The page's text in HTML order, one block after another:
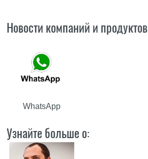
Новости компаний и продуктов
WhatsApp
Узнайте больше о: